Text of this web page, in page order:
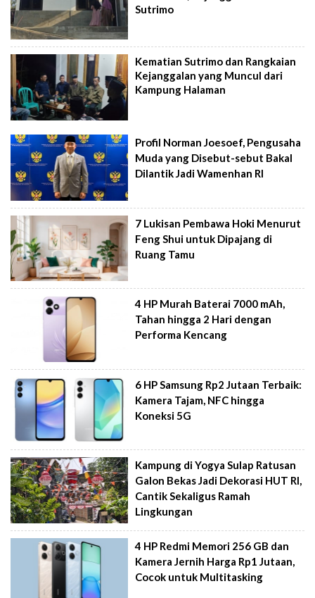
Sutrimo
Kematian Sutrimo dan Rangkaian
Kejanggalan yang Muncul dari
Kampung Halaman
Profil Norman Joesoef, Pengusaha
Muda yang Disebut-sebut Bakal
Dilantik Jadi Wamenhan RI
7 Lukisan Pembawa Hoki Menurut
Feng Shui untuk Dipajang di
Ruang Tamu
4 HP Murah Baterai 7000 mAh,
Tahan hingga 2 Hari dengan
Performa Kencang
6 HP Samsung Rp2 Jutaan Terbaik:
Kamera Tajam, NFC hingga
Koneksi 5G
Kampung di Yogya Sulap Ratusan
Galon Bekas Jadi Dekorasi HUT RI,
Cantik Sekaligus Ramah
Lingkungan
4 HP Redmi Memori 256 GB dan
Kamera Jernih Harga Rp1 Jutaan,
Cocok untuk Multitasking